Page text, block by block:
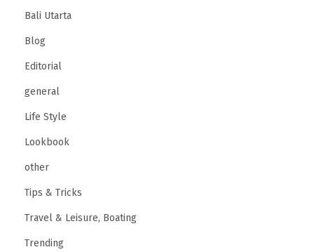
Bali Utarta
Blog
Editorial
general
Life Style
Lookbook
other
Tips & Tricks
Travel & Leisure, Boating
Trending